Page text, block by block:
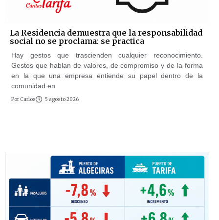
La Residencia demuestra que la responsabilidad
social no se proclama: se practica
Hay gestos que trascienden cualquier reconocimiento.
Gestos que hablan de valores, de compromiso y de la forma
en la que una empresa entiende su papel dentro de la
comunidad en
Por Carlos 5 agosto 2026